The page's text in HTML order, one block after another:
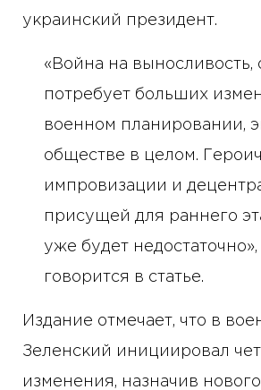
украинский президент.
«Война на выносливость,
потребует больших
военном планировании,
обществе в целом.
импровизации и
присущей для раннего
уже будет недостаточно»,
говорится в статье.
Издание отмечает, что в
Зеленский инициировал
изменения, назначив